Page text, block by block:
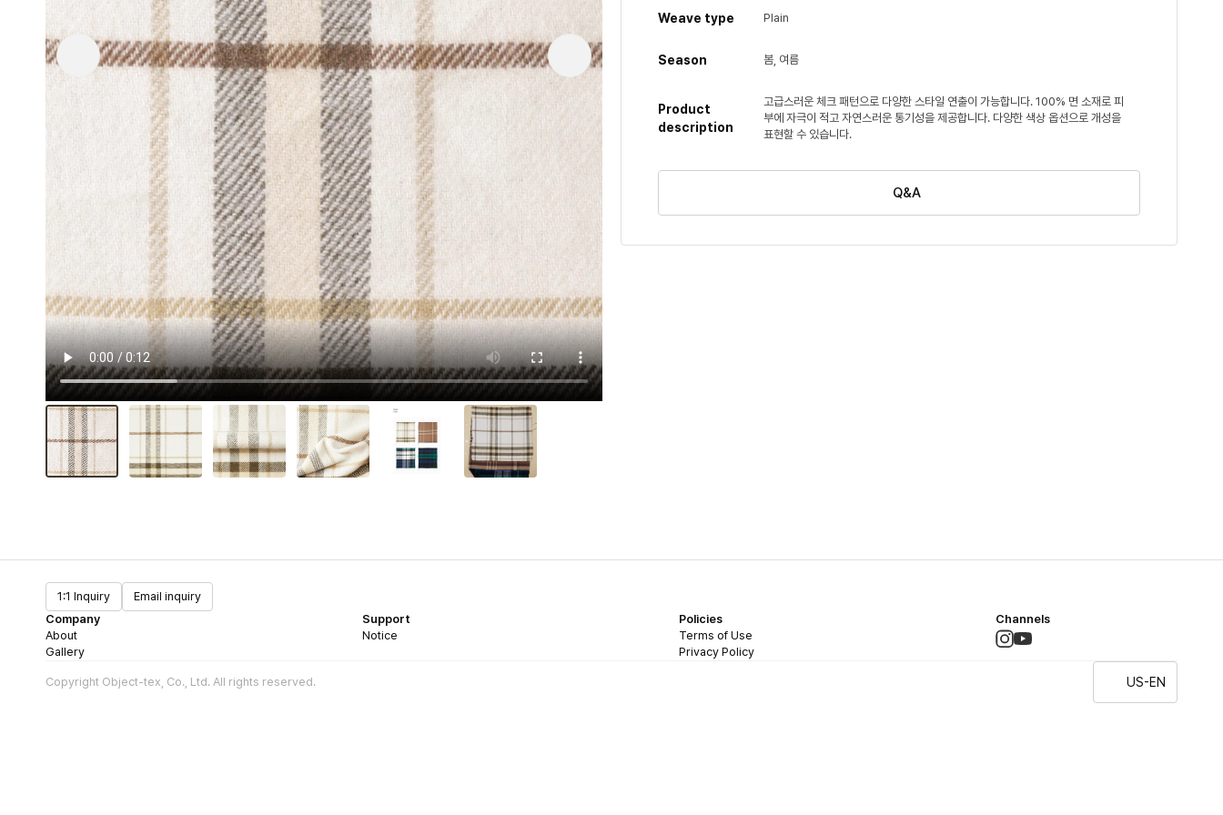
Weave type Plain
Season 봄, 여름
Product
description
고급스러운 체크 패턴으로 다양한 스타일 연출이 가능합니다. 100% 면 소재로 피
부에 자극이 적고 자연스러운 통기성을 제공합니다. 다양한 색상 옵션으로 개성을
표현할 수 있습니다.
Q&A
1:1 Inquiry
Email inquiry
Company
About
Gallery
Support
Notice
Policies
Terms of Use
Privacy Policy
Channels
Copyright Object-tex, Co., Ltd. All rights reserved. US-EN